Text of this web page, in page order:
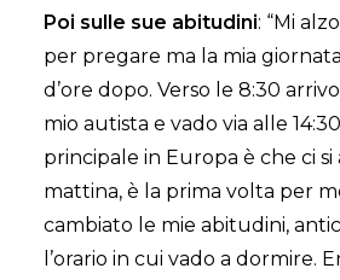
Poi sulle sue abitudini: “Mi
per pregare ma la mia
d’ore dopo. Verso le 8:30
mio autista e vado via alle
principale in Europa è che ci si
mattina, è la prima volta per
cambiato le mie abitudini,
l’orario in cui vado a dormire.